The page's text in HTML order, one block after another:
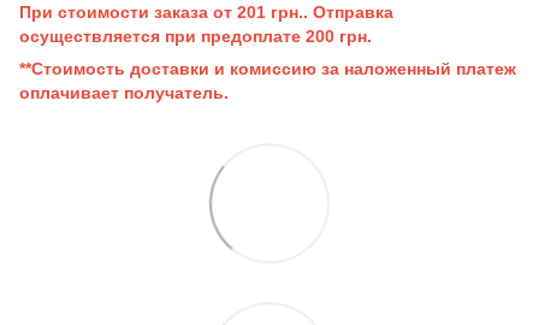
При стоимости заказа от 201 грн.. Отправка
осуществляется при предоплате 200 грн.
**Стоимость доставки и комиссию за наложенный платеж
оплачивает получатель.